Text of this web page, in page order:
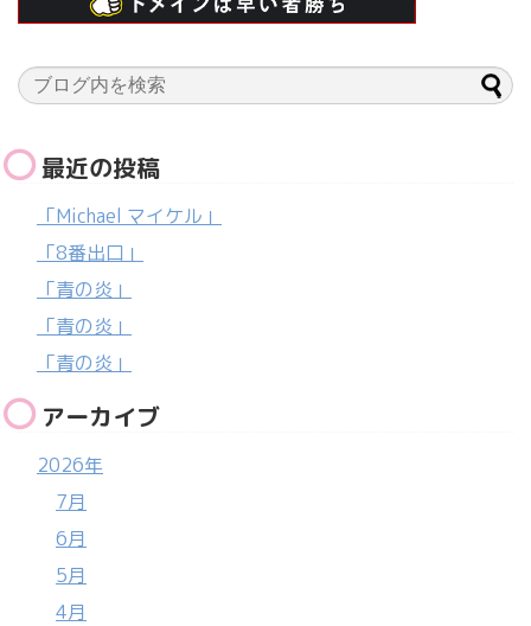
最近の投稿
「Michael マイケル」
「8番出口」
「青の炎」
「青の炎」
「青の炎」
アーカイブ
2026年
7月
6月
5月
4月